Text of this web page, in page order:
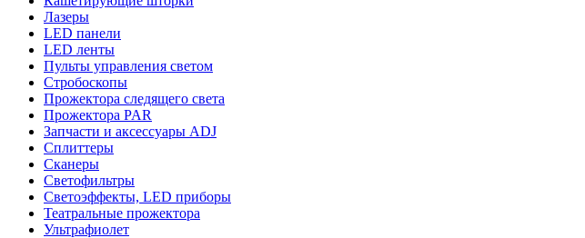
Лазеры
LED панели
LED ленты
Пульты управления светом
Стробоскопы
Прожектора следящего света
Прожектора PAR
Запчасти и аксессуары ADJ
Сплиттеры
Сканеры
Светофильтры
Светоэффекты, LED приборы
Театральные прожектора
Ультрафиолет